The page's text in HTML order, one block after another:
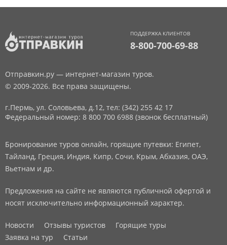
ПОДДЕРЖКА КЛИЕНТОВ
8-800-700-69-88
Отправкин.ру — интернет-магазин туров.
© 2009-2026. Все права защищены.
г.Пермь, ул. Соловьева, д.12, тел: (342) 255 42 17
Федеральный номер: 8 800 700 6988 (звонок бесплатный)
Бронирование туров онлайн, горящие путевки: Египет,
Тайланд, Греция, Индия, Кипр, Сочи, Крым, Абхазия, ОАЭ,
Вьетнам и др.
Предложения на сайте не являются публичной офертой и
носят исключительно информационный характер.
Новости Отзывы туристов
Горящие туры
Заявка на тур
Статьи